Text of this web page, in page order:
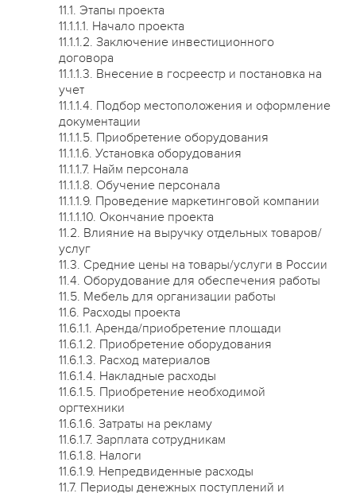
11.1. Этапы проекта
11.1.1.1. Начало проекта
11.1.1.2. Заключение инвестиционного
договора
11.1.1.3. Внесение в госреестр и постановка на
учет
11.1.1.4. Подбор местоположения и оформление
документации
11.1.1.5. Приобретение оборудования
11.1.1.6. Установка оборудования
11.1.1.7. Найм персонала
11.1.1.8. Обучение персонала
11.1.1.9. Проведение маркетинговой компании
11.1.1.10. Окончание проекта
11.2. Влияние на выручку отдельных товаров/
услуг
11.3. Средние цены на товары/услуги в России
11.4. Оборудование для обеспечения работы
11.5. Мебель для организации работы
11.6. Расходы проекта
11.6.1.1. Аренда/приобретение площади
11.6.1.2. Приобретение оборудования
11.6.1.3. Расход материалов
11.6.1.4. Накладные расходы
11.6.1.5. Приобретение необходимой
оргтехники
11.6.1.6. Затраты на рекламу
11.6.1.7. Зарплата сотрудникам
11.6.1.8. Налоги
11.6.1.9. Непредвиденные расходы
11.7. Периоды денежных поступлений и